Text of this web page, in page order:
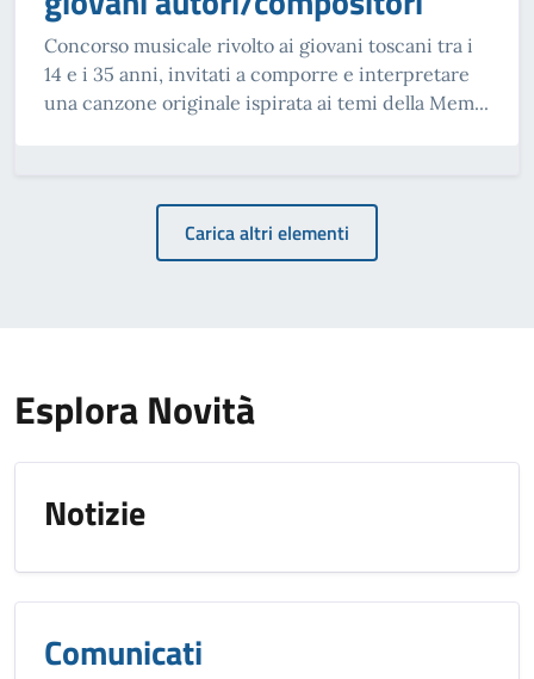
Concorso musicale rivolto ai giovani toscani tra i
14 e i 35 anni, invitati a comporre e interpretare
una canzone originale ispirata ai temi della Mem...
Carica altri elementi
Esplora Novità
Notizie
Comunicati